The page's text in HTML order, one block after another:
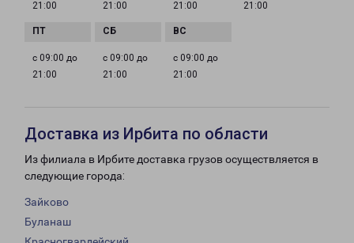
21:00
21:00
21:00
21:00
с 09:00 до
21:00
с 09:00 до
21:00
с 09:00 до
21:00
Доставка из Ирбита по области
Из филиала в Ирбите доставка грузов осуществляется в
следующие города:
Зайково
Буланаш